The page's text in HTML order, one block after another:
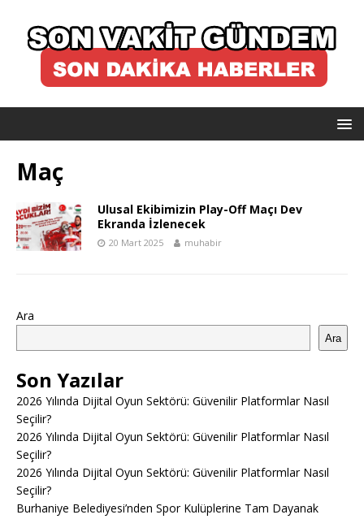
Maç
Ulusal Ekibimizin Play-Off Maçı Dev
Ekranda İzlenecek
20 Mart 2025 muhabir
Ara
Ara
Son Yazılar
2026 Yılında Dijital Oyun Sektörü: Güvenilir Platformlar Nasıl
Seçilir?
2026 Yılında Dijital Oyun Sektörü: Güvenilir Platformlar Nasıl
Seçilir?
2026 Yılında Dijital Oyun Sektörü: Güvenilir Platformlar Nasıl
Seçilir?
Burhaniye Belediyesi’nden Spor Kulüplerine Tam Dayanak